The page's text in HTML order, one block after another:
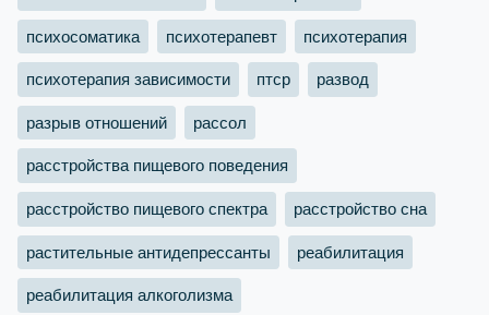
психосоматика психотерапевт психотерапия
психотерапия зависимости птср развод
разрыв отношений рассол
расстройства пищевого поведения
расстройство пищевого спектра расстройство сна
растительные антидепрессанты реабилитация
реабилитация алкоголизма